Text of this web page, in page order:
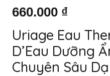
660.000 ₫
Uriage Eau
D’Eau Dưỡng
Chuyên Sâu